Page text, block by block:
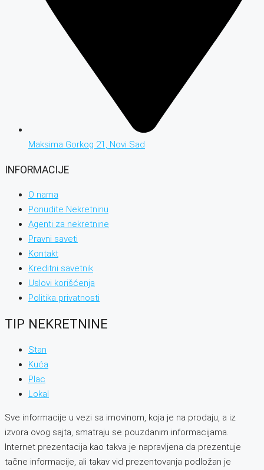
Maksima Gorkog 21, Novi Sad
INFORMACIJE
O nama
Ponudite Nekretninu
Agenti za nekretnine
Pravni saveti
Kontakt
Kreditni savetnik
Uslovi korišćenja
Politika privatnosti
TIP NEKRETNINE
Stan
Kuća
Plac
Lokal
Sve informacije u vezi sa imovinom, koja je na prodaju, a iz
izvora ovog sajta, smatraju se pouzdanim informacijama.
Internet prezentacija kao takva je napravljena da prezentuje
tačne informacije, ali takav vid prezentovanja podložan je